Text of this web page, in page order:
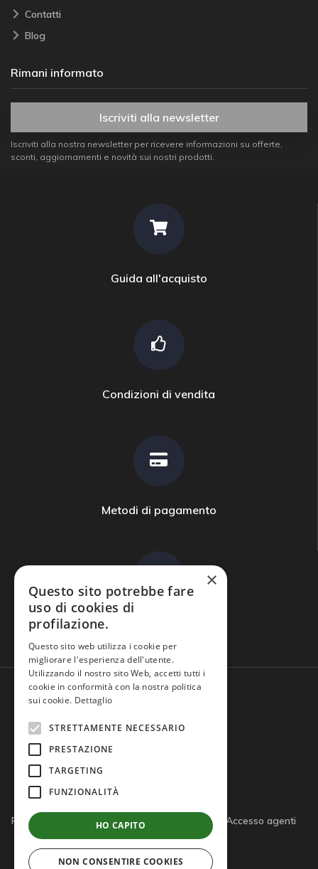
Contatti
Blog
Rimani informato
Iscriviti alla newsletter
Iscriviti alla nostra newsletter per ricevere informazioni su offerte,
sconti, aggiornamenti e novità sui nostri prodotti.
Guida all'acquisto
Condizioni di vendita
Metodi di pagamento
Domande frequenti
Privacy policy Cookie policy Note legali
Accesso agenti
×
Questo sito potrebbe fare
uso di cookies di
profilazione.
Questo sito web utilizza i cookie per
migliorare l'esperienza dell'utente.
Utilizzando il nostro sito Web, accetti tutti i
cookie in conformità con la nostra politica
sui cookie. Dettaglio
STRETTAMENTE NECESSARIO
PRESTAZIONE
TARGETING
FUNZIONALITÀ
HO CAPITO
NON CONSENTIRE COOKIES